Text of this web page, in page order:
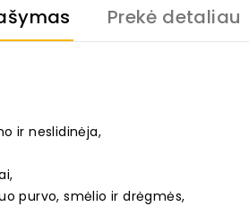
Prekė detaliau
ir neslidinėja,
purvo, smėlio ir drėgmės,